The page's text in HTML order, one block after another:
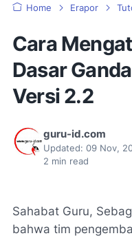
Home Erapor
Cara
Dasar
Versi 2.2
guru-id.com
Updated: 09 Nov,
2 min read
Sahabat Guru,
bahwa tim